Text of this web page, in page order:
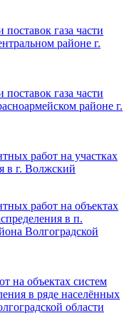
газа части
районе г.
газа части
районе г.
работ на участках
в г. Волжский
работ на объектах
в п.
Волгоградской
на объектах систем
в ряде населённых
области